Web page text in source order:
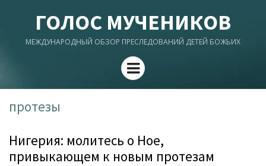
ГОЛОС МУЧЕНИКОВ
МЕЖДУНАРОДНЫЙ ОБЗОР ПРЕСЛЕДОВАНИЙ ДЕТЕЙ БОЖЬИХ
Menu
протезы
Нигерия: молитесь о Ное,
привыкающем к новым протезам